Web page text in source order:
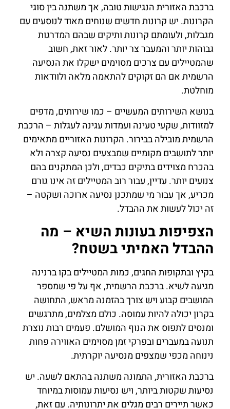
ברכבת האזורית הנגישות טובה, אך משתנה בין סוגי
הקרונות. יש קרונות חדשים שנוחים מאוד לנוסעים עם
מגבלות, ולעומתם קרונות ותיקים שבהם המדרגות
גבוהות יותר והמעבר צר יותר. לאור זאת, חשוב
שהמטיילים עם צרכים מסוימים ישקלו את הנסיעה
הרשמית אם הם זקוקים להתאמה מלאה ולוודאות
מוחלטת.
בנושא השירותים המעשיים – כמו שירותים, מדפים
למזוודות, שקעי טעינה ועמדות עגינה לעגלות – הרכבת
הרשמית מובילה בבירור. הקרונות האזוריים מתאימים
יותר לתושבים מקומיים שמבצעים נסיעה קצרה ולא
בהכרח מצוידים בתיקים כבדים, ולכן המתקנים בהם
צנועים יותר. עדיין, עבור רוב המטיילים זה אינו גורם
מכריע, אך עבור מי שמתכנן נסיעה ארוכה ושקטה –
זה יכול לעשות את ההבדל.
הצפיפות בעונות השיא – מה
ההבדל האמיתי בשטח?
בקיץ ובתקופות החגים, כמות המטיילים בקו ברנינה
מגיעה לשיא. ברכבת הרשמית, אף על פי שמספר
המושבים קבוע ויש צורך בהזמנה מראש, התחושה
בקרון יכולה להיות עמוסה. כולם מצלמים, מתרגשים
ומנסים לתפוס את הנוף המושלם. פעמים רבות נוצרת
תנועה במעברים ובפרקי זמן מסוימים האווירה פחות
נינוחה מכפי שמצפים מנסיעה יוקרתית.
ברכבת האזורית, התמונה משתנה בהתאם לשעה. יש
נסיעות שקטות ביותר, ויש נסיעות עמוסות במיוחד
כאשר תיירים רבים מגלים את יתרונותיה. עם זאת,